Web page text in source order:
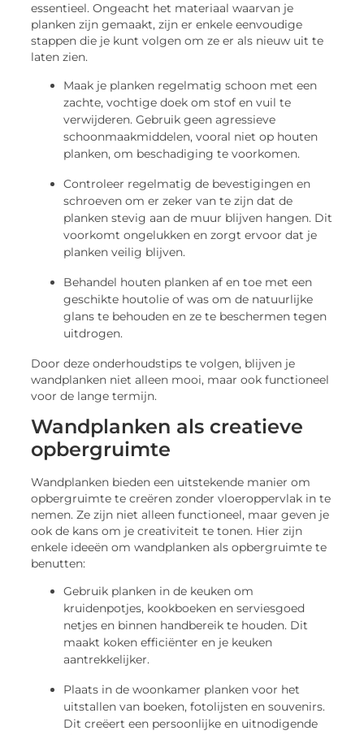
essentieel. Ongeacht het materiaal waarvan je
planken zijn gemaakt, zijn er enkele eenvoudige
stappen die je kunt volgen om ze er als nieuw uit te
laten zien.
Maak je planken regelmatig schoon met een
zachte, vochtige doek om stof en vuil te
verwijderen. Gebruik geen agressieve
schoonmaakmiddelen, vooral niet op houten
planken, om beschadiging te voorkomen.
Controleer regelmatig de bevestigingen en
schroeven om er zeker van te zijn dat de
planken stevig aan de muur blijven hangen. Dit
voorkomt ongelukken en zorgt ervoor dat je
planken veilig blijven.
Behandel houten planken af en toe met een
geschikte houtolie of was om de natuurlijke
glans te behouden en ze te beschermen tegen
uitdrogen.
Door deze onderhoudstips te volgen, blijven je
wandplanken niet alleen mooi, maar ook functioneel
voor de lange termijn.
Wandplanken als creatieve
opbergruimte
Wandplanken bieden een uitstekende manier om
opbergruimte te creëren zonder vloeroppervlak in te
nemen. Ze zijn niet alleen functioneel, maar geven je
ook de kans om je creativiteit te tonen. Hier zijn
enkele ideeën om wandplanken als opbergruimte te
benutten:
Gebruik planken in de keuken om
kruidenpotjes, kookboeken en serviesgoed
netjes en binnen handbereik te houden. Dit
maakt koken efficiënter en je keuken
aantrekkelijker.
Plaats in de woonkamer planken voor het
uitstallen van boeken, fotolijsten en souvenirs.
Dit creëert een persoonlijke en uitnodigende